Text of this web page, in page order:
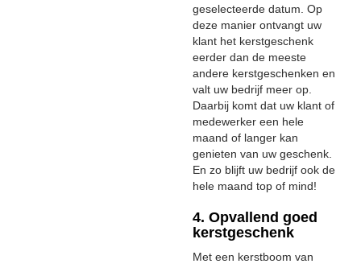
geselecteerde datum. Op
deze manier ontvangt uw
klant het kerstgeschenk
eerder dan de meeste
andere kerstgeschenken en
valt uw bedrijf meer op.
Daarbij komt dat uw klant of
medewerker een hele
maand of langer kan
genieten van uw geschenk.
En zo blijft uw bedrijf ook de
hele maand top of mind!
4. Opvallend goed
kerstgeschenk
Met een kerstboom van